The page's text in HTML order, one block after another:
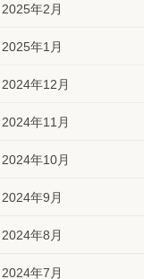
2025年2月
2025年1月
2024年12月
2024年11月
2024年10月
2024年9月
2024年8月
2024年7月